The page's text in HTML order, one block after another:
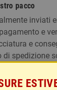
pacco
inviati
e
e
spedizione